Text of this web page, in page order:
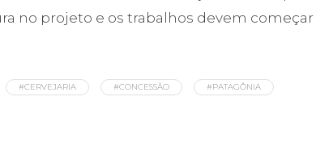
no projeto e os trabalhos devem começar
#CERVEJARIA #CONCESSÃO
#PATAGÔNIA